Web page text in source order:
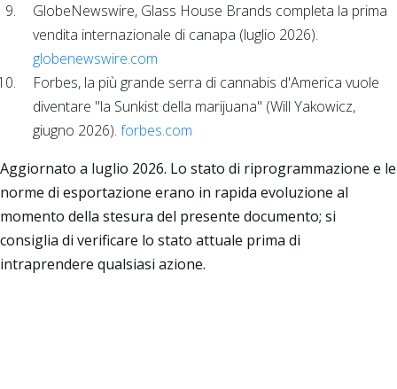
GlobeNewswire, Glass House Brands completa la prima
vendita internazionale di canapa (luglio 2026).
globenewswire.com
Forbes, la più grande serra di cannabis d'America vuole
diventare "la Sunkist della marijuana" (Will Yakowicz,
giugno 2026). forbes.com
Aggiornato a luglio 2026. Lo stato di riprogrammazione e le
norme di esportazione erano in rapida evoluzione al
momento della stesura del presente documento; si
consiglia di verificare lo stato attuale prima di
intraprendere qualsiasi azione.